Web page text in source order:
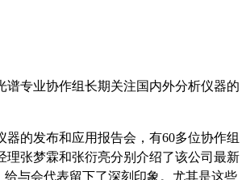
专业协作组长期关注国内外分析仪器的
器的发布和应用报告会，有60多位协作组
张梦霖和张衍亮分别介绍了该公司最新
与会代表留下了深刻印象。尤其是这些